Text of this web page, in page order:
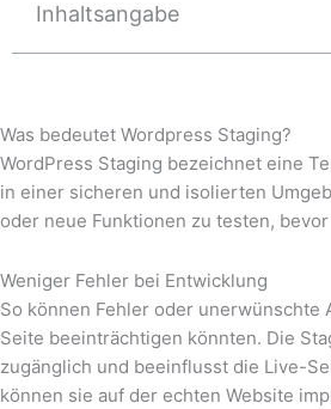
Inhaltsangabe
Was bedeutet Wordpress Staging?
WordPress Staging bezeichnet eine
in einer sicheren und isolierten
oder neue Funktionen zu testen,
Weniger Fehler bei Entwicklung
So können Fehler oder
Seite beeinträchtigen könnten. Die
zugänglich und beeinflusst die Live-
können sie auf der echten Website